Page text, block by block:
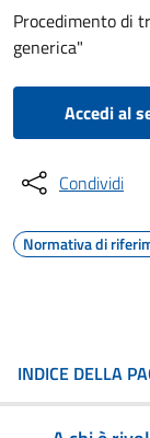
Procedimento di
generica"
Accedi al
Condividi
Normativa di
INDICE DELLA